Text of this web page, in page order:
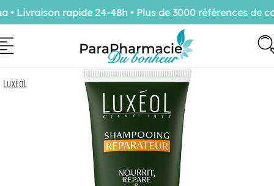
Livraison rapide 24-48h • Plus de 3000 références de